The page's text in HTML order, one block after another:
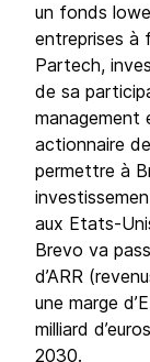
un fonds
entreprises à
Partech,
de sa
management
actionnaire
permettre à
aux Etats-
Brevo va
d’ARR
une marge
milliard
2030.